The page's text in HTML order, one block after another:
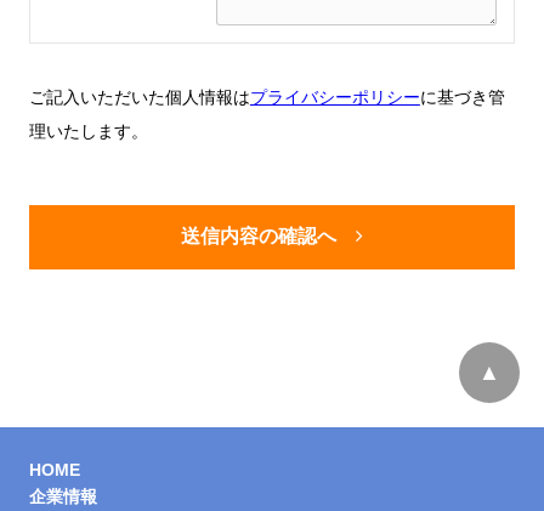
ご記入いただいた個人情報はプライバシーポリシーに基づき管
理いたします。
送信内容の確認へ
プへ
HOME
企業情報